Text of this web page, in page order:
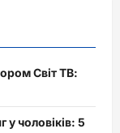
Світ ТВ:
у чоловіків: 5